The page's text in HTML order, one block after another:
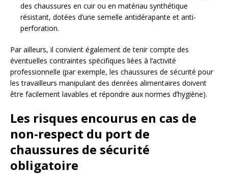
des chaussures en cuir ou en matériau synthétique
résistant, dotées d’une semelle antidérapante et anti-
perforation.
Par ailleurs, il convient également de tenir compte des
éventuelles contraintes spécifiques liées à l’activité
professionnelle (par exemple, les chaussures de sécurité pour
les travailleurs manipulant des denrées alimentaires doivent
être facilement lavables et répondre aux normes d’hygiène).
Les risques encourus en cas de
non-respect du port de
chaussures de sécurité
obligatoire